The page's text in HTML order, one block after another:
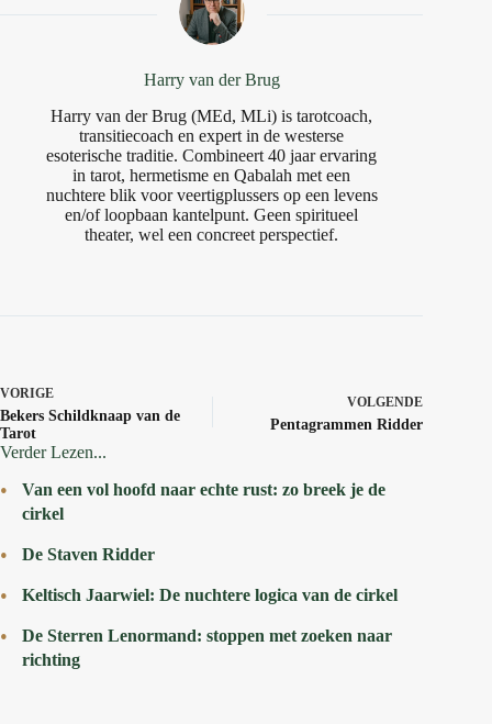
Harry van der Brug
Harry van der Brug (MEd, MLi) is tarotcoach,
transitiecoach en expert in de westerse
esoterische traditie. Combineert 40 jaar ervaring
in tarot, hermetisme en Qabalah met een
nuchtere blik voor veertigplussers op een levens
en/of loopbaan kantelpunt. Geen spiritueel
theater, wel een concreet perspectief.
VORIGE
Bekers Schildknaap van de
Tarot
VOLGENDE
Pentagrammen Ridder
Verder Lezen...
Van een vol hoofd naar echte rust: zo breek je de
cirkel
De Staven Ridder
Keltisch Jaarwiel: De nuchtere logica van de cirkel
De Sterren Lenormand: stoppen met zoeken naar
richting